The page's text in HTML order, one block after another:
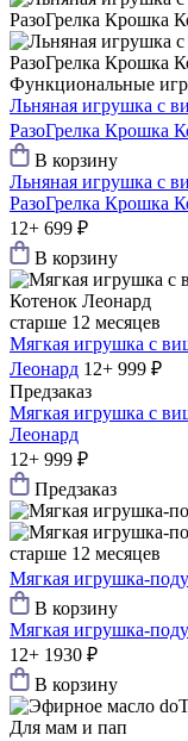
Функциональные
Льняная игрушка с
РазоГрелка Крошка
В корзину
Льняная игрушка с
РазоГрелка Крошка
12+ 699 ₽
В корзину
старше 12 месяцев
Мягкая игрушка с
Леонард 12+ 999 ₽
Предзаказ
Мягкая игрушка с
Леонард
12+ 999 ₽
Предзаказ
старше 12 месяцев
Мягкая игрушка-
В корзину
Мягкая игрушка-
12+ 1930 ₽
В корзину
Для мам и пап